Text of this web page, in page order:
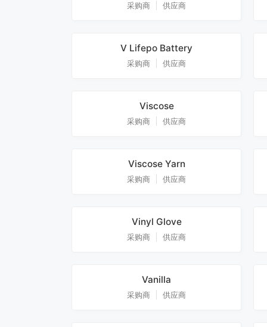
采购商 供应商
V Lifepo Battery
采购商 供应商
Viscose
采购商 供应商
Viscose Yarn
采购商 供应商
Vinyl Glove
采购商 供应商
Vanilla
采购商 供应商